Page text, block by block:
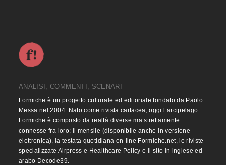
ANALISI, COMMENTI, SCENARI
Formiche è un progetto culturale ed editoriale fondato da Paolo
Messa nel 2004. Nato come rivista cartacea, oggi l’arcipelago
Formiche è composto da realtà diverse ma strettamente
connesse fra loro: il mensile (disponibile anche in versione
elettronica), la testata quotidiana on-line Formiche.net, le riviste
specializzate Airpress e Healthcare Policy e il sito in inglese ed
arabo Decode39.